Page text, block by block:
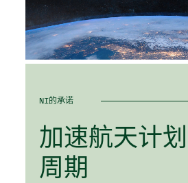
NI的承诺
加速航天计划
周期